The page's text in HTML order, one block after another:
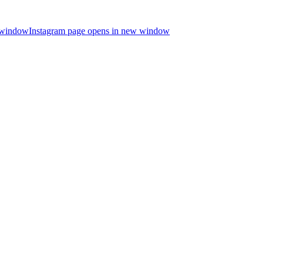
Instagram page opens in new window